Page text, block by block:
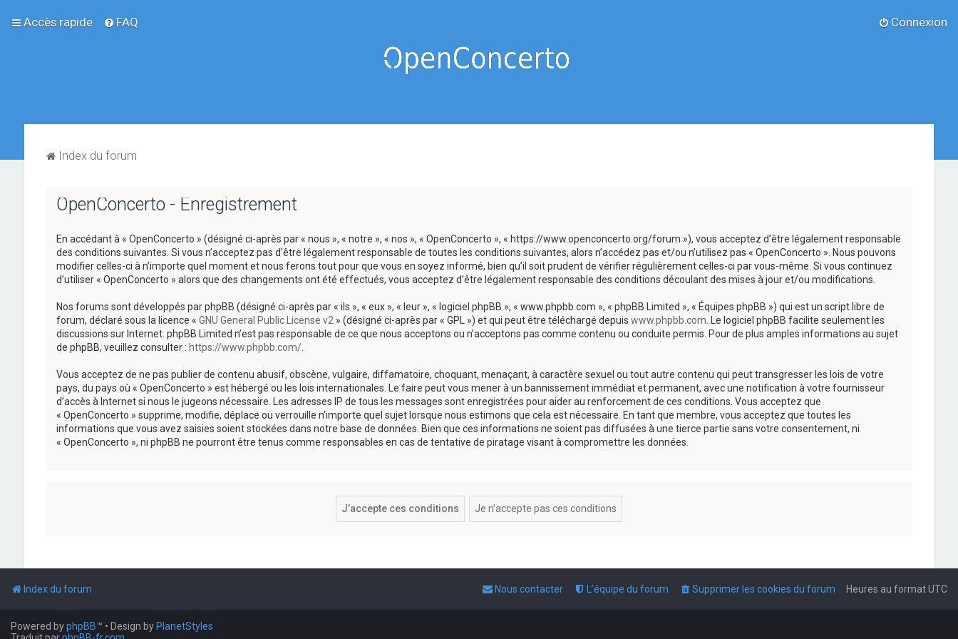
Accès rapide FAQ Connexion
Index du forum
OpenConcerto - Enregistrement
En accédant à « OpenConcerto » (désigné ci-après par « nous », « notre », « nos », « OpenConcerto », « https://www.openconcerto.org/forum »), vous acceptez d’être légalement responsable
des conditions suivantes. Si vous n’acceptez pas d’être légalement responsable de toutes les conditions suivantes, alors n’accédez pas et/ou n’utilisez pas « OpenConcerto ». Nous pouvons
modifier celles-ci à n’importe quel moment et nous ferons tout pour que vous en soyez informé, bien qu’il soit prudent de vérifier régulièrement celles-ci par vous-même. Si vous continuez
d’utiliser « OpenConcerto » alors que des changements ont été effectués, vous acceptez d’être légalement responsable des conditions découlant des mises à jour et/ou modifications.
Nos forums sont développés par phpBB (désigné ci-après par « ils », « eux », « leur », « logiciel phpBB », « www.phpbb.com », « phpBB Limited », « Équipes phpBB ») qui est un script libre de
forum, déclaré sous la licence « GNU General Public License v2 » (désigné ci-après par « GPL ») et qui peut être téléchargé depuis www.phpbb.com . Le logiciel phpBB facilite seulement les
discussions sur Internet. phpBB Limited n’est pas responsable de ce que nous acceptons ou n’acceptons pas comme contenu ou conduite permis. Pour de plus amples informations au sujet
de phpBB, veuillez consulter : https://www.phpbb.com/.
Vous acceptez de ne pas publier de contenu abusif, obscène, vulgaire, diffamatoire, choquant, menaçant, à caractère sexuel ou tout autre contenu qui peut transgresser les lois de votre
pays, du pays où « OpenConcerto » est hébergé ou les lois internationales. Le faire peut vous mener à un bannissement immédiat et permanent, avec une notification à votre fournisseur
d’accès à Internet si nous le jugeons nécessaire. Les adresses IP de tous les messages sont enregistrées pour aider au renforcement de ces conditions. Vous acceptez que
« OpenConcerto » supprime, modifie, déplace ou verrouille n’importe quel sujet lorsque nous estimons que cela est nécessaire. En tant que membre, vous acceptez que toutes les
informations que vous avez saisies soient stockées dans notre base de données. Bien que ces informations ne soient pas diffusées à une tierce partie sans votre consentement, ni
« OpenConcerto », ni phpBB ne pourront être tenus comme responsables en cas de tentative de piratage visant à compromettre les données.
Index du forum Heures au formatUTC
Supprimer les cookies du forum
L’équipe du forum
Nous contacter
Powered byphpBB™ • Design by PlanetStyles